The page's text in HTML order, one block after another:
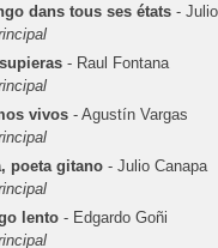
dans tous ses états -
- Raul Fontana
vivos - Agustín Vargas
poeta gitano - Julio Canapa
lento - Edgardo Goñi